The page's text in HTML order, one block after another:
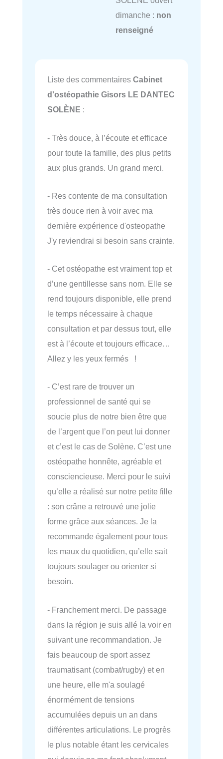
dimanche : non
renseigné
Liste des commentaires Cabinet
d'ostéopathie Gisors LE DANTEC
SOLÈNE :
- Très douce, à l’écoute et efficace
pour toute la famille, des plus petits
aux plus grands. Un grand merci.
- Res contente de ma consultation
très douce rien à voir avec ma
dernière expérience d'osteopathe
J'y reviendrai si besoin sans crainte.
- Cet ostéopathe est vraiment top et
d’une gentillesse sans nom. Elle se
rend toujours disponible, elle prend
le temps nécessaire à chaque
consultation et par dessus tout, elle
est à l’écoute et toujours efficace…
Allez y les yeux fermés !
- C’est rare de trouver un
professionnel de santé qui se
soucie plus de notre bien être que
de l’argent que l’on peut lui donner
et c’est le cas de Solène. C’est une
ostéopathe honnête, agréable et
consciencieuse. Merci pour le suivi
qu’elle a réalisé sur notre petite fille
: son crâne a retrouvé une jolie
forme grâce aux séances. Je la
recommande également pour tous
les maux du quotidien, qu’elle sait
toujours soulager ou orienter si
besoin.
- Franchement merci. De passage
dans la région je suis allé la voir en
suivant une recommandation. Je
fais beaucoup de sport assez
traumatisant (combat/rugby) et en
une heure, elle m'a soulagé
énormément de tensions
accumulées depuis un an dans
différentes articulations. Le progrès
le plus notable étant les cervicales